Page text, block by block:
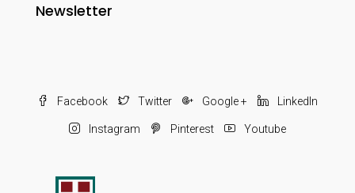
Newsletter
Facebook Twitter Google + LinkedIn
Instagram Pinterest Youtube